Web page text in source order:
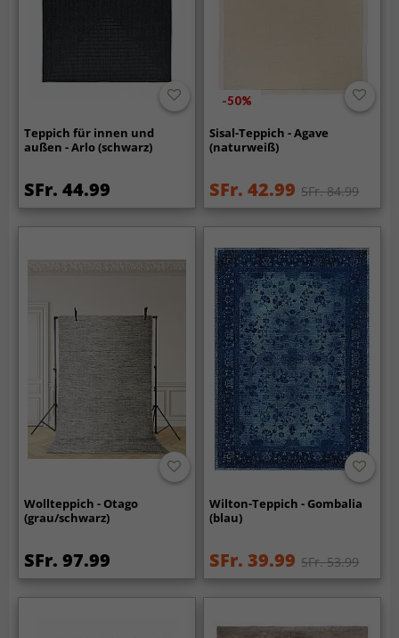
Teppich für innen und
außen - Arlo (schwarz)
SFr. 44.99
-50%
Sisal-Teppich - Agave
(naturweiß)
SFr. 42.99 SFr. 84.99
Wollteppich - Otago
(grau/schwarz)
SFr. 97.99
Wilton-Teppich - Gombalia
(blau)
SFr. 39.99 SFr. 53.99